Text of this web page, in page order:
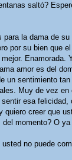
saltó?
la dama de
por su bien que
Enamorada.
amor es del
un sentimiento
Muy de vez en
esa felicidad,
quiero creer que
momento? O
no puede